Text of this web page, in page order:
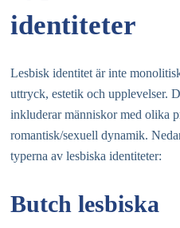
identiteter
Lesbisk identitet är inte
uttryck, estetik och upplevelser.
inkluderar människor med olika
romantisk/sexuell dynamik.
typerna av lesbiska identiteter:
Butch lesbiska